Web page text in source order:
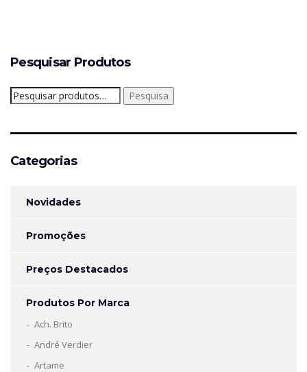
Pesquisar Produtos
Pesquisar
por:
Pesquisa
Categorias
Novidades
Promoções
Preços Destacados
Produtos Por Marca
Ach. Brito
André Verdier
Artame